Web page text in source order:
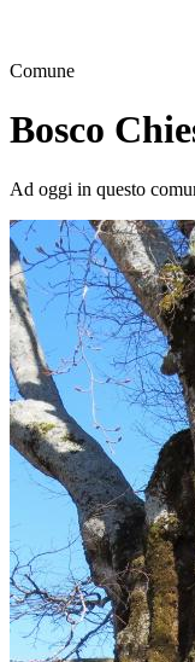
Comune
Bosco
Ad oggi in questo